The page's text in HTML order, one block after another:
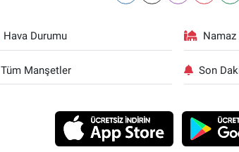
Hava Durumu
Tüm Manşetler Son